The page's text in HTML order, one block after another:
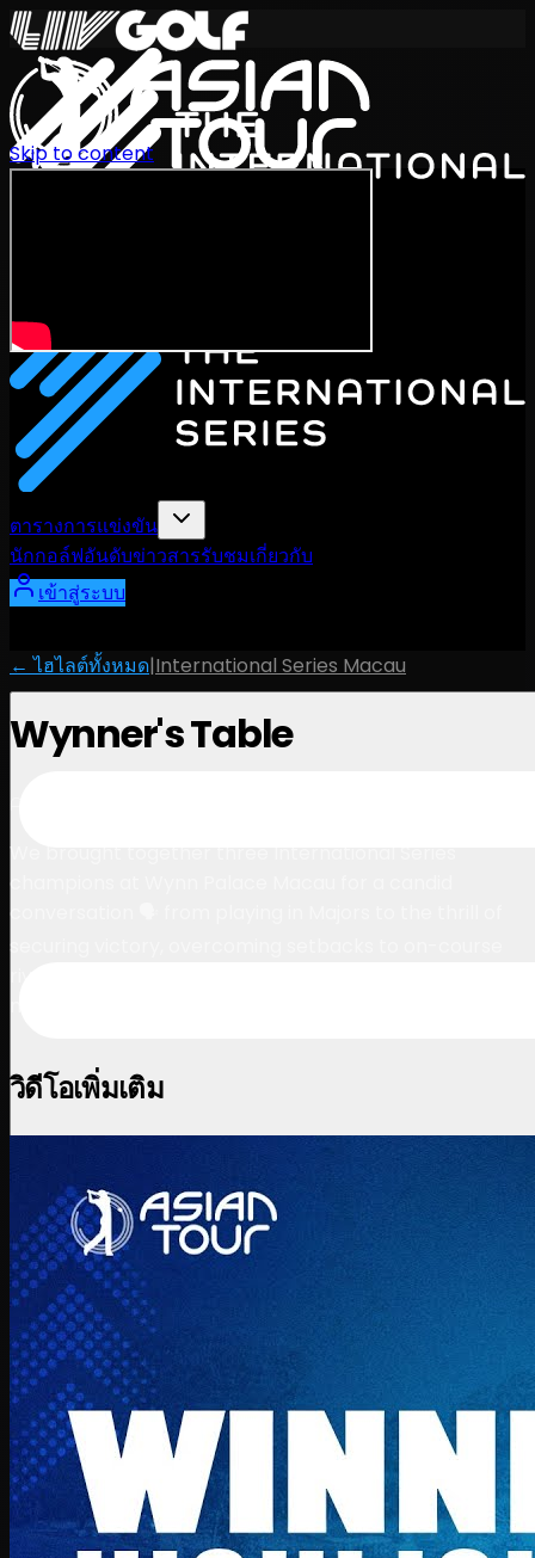
ตารางการแข่งขัน
นักกอล์ฟอันดับข่าวสารรับชมเกี่ยวกับ
เข้าสู่ระบบ
Skip to content
← ไฮไลต์ทั้งหมด|International Series Macau
Wynner's Table
We brought together three International Series
securing victory, overcoming setbacks to on-course
วิดีโอเพิ่มเติม